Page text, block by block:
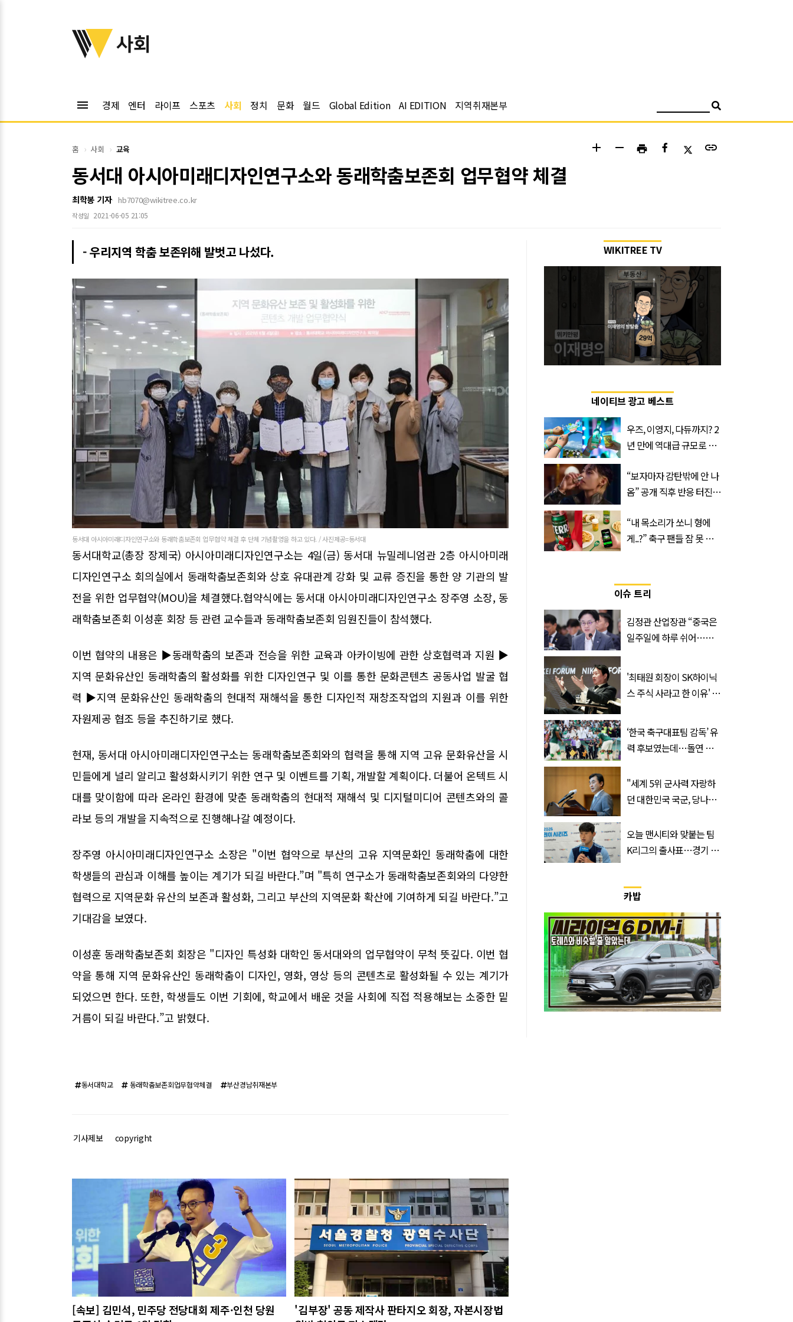
위키트리
사회
menu 경제 엔터 라이프 스포츠 사회 정치 문화 월드 Global Edition AI EDITION 지역취재본부
홈 사회 교육 add remove print link
동서대 아시아미래디자인연구소와 동래학춤보존회 업무협약 체결
최학봉 기자 hb7070@wikitree.co.kr
작성일 2021-06-05 21:05
- 우리지역 학춤 보존위해 발벗고 나섰다.
동서대 아시아미래디자인연구소와 동래학춤보존회 업무협약 체결 후 단체 기념촬영을 하고 있다. / 사진제공=동서대
동서대학교(총장 장제국) 아시아미래디자인연구소는 4일(금) 동서대 뉴밀레니엄관 2층 아시아미래
디자인연구소 회의실에서 동래학춤보존회와 상호 유대관계 강화 및 교류 증진을 통한 양 기관의 발
전을 위한 업무협약(MOU)을 체결했다.협약식에는 동서대 아시아미래디자인연구소 장주영 소장, 동
래학춤보존회 이성훈 회장 등 관련 교수들과 동래학춤보존회 임원진들이 참석했다.
이번 협약의 내용은 ▶동래학춤의 보존과 전승을 위한 교육과 아카이빙에 관한 상호협력과 지원 ▶
지역 문화유산인 동래학춤의 활성화를 위한 디자인연구 및 이를 통한 문화콘텐츠 공동사업 발굴 협
력 ▶지역 문화유산인 동래학춤의 현대적 재해석을 통한 디자인적 재창조작업의 지원과 이를 위한
자원제공 협조 등을 추진하기로 했다.
현재, 동서대 아시아미래디자인연구소는 동래학춤보존회와의 협력을 통해 지역 고유 문화유산을 시
민들에게 널리 알리고 활성화시키기 위한 연구 및 이벤트를 기획, 개발할 계획이다. 더불어 온텍트 시
대를 맞이함에 따라 온라인 환경에 맞춘 동래학춤의 현대적 재해석 및 디지털미디어 콘텐츠와의 콜
라보 등의 개발을 지속적으로 진행해나갈 예정이다.
장주영 아시아미래디자인연구소 소장은 "이번 협약으로 부산의 고유 지역문화인 동래학춤에 대한
학생들의 관심과 이해를 높이는 계기가 되길 바란다.”며 "특히 연구소가 동래학춤보존회와의 다양한
협력으로 지역문화 유산의 보존과 활성화, 그리고 부산의 지역문화 확산에 기여하게 되길 바란다.”고
기대감을 보였다.
이성훈 동래학춤보존회 회장은 "디자인 특성화 대학인 동서대와의 업무협약이 무척 뜻깊다. 이번 협
약을 통해 지역 문화유산인 동래학춤이 디자인, 영화, 영상 등의 콘텐츠로 활성화될 수 있는 계기가
되었으면 한다. 또한, 학생들도 이번 기회에, 학교에서 배운 것을 사회에 직접 적용해보는 소중한 밑
거름이 되길 바란다.”고 밝혔다.
동서대학교 동래학춤보존회업무협약체결 부산경남취재본부
기사제보 copyright
관련기사
[속보] 김민석, 민주당 전당대회 제주·인천 당원
'김부장' 공동 제작사 판타지오 회장, 자본시장법
WIKITREE TV
네이티브 광고 베스트
우즈, 이영지, 다듀까지? 2
년 만에 역대급 규모로 돌
벌’
“보자마자 감탄밖에 안 나
옴” 공개 직후 반응 터진
“내 목소리가 쏘니 형에
게..?” 축구 팬들 잠 못 들
이슈 트리
김정관 산업장관 “중국은
일주일에 하루 쉬어…주
'최태원 회장이 SK하이닉
스 주식 사라고 한 이유' 글
‘한국 축구대표팀 감독’ 유
력 후보였는데…돌연 코
‘거장’
"세계 5위 군사력 자랑하
던 대한민국 국군, 당나라
오늘 맨시티와 맞붙는 팀
K리그의 출사표…경기 시
카밥